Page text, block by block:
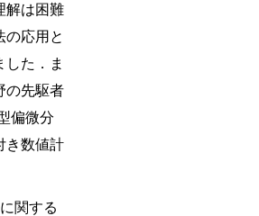
解は困難
の応用と
た．ま
の先駆者
偏微分
き数値計
関する